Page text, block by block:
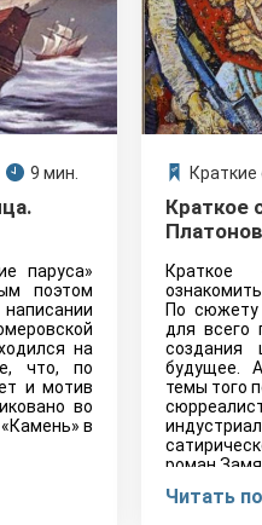
9 мин.
паруса»
поэтом
на
что, по
и мотив
во
в
Краткое
Краткое
По сюжету
для всего
создания
будущее.
темы того
роман
Читать